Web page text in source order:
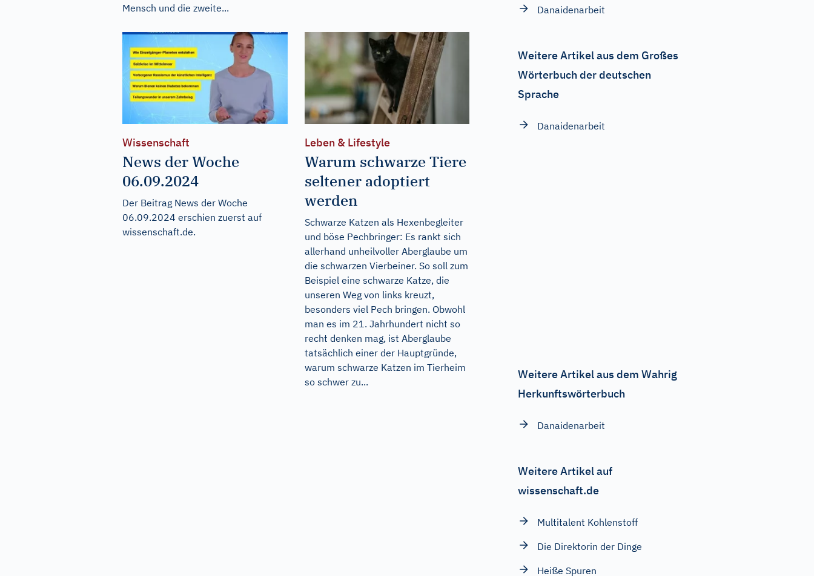
Mensch und die zweite...
Wissenschaft
News der Woche
06.09.2024
Der Beitrag News der Woche
06.09.2024 erschien zuerst auf
wissenschaft.de.
Leben & Lifestyle
Warum schwarze Tiere
seltener adoptiert
werden
Schwarze Katzen als Hexenbegleiter
und böse Pechbringer: Es rankt sich
allerhand unheilvoller Aberglaube um
die schwarzen Vierbeiner. So soll zum
Beispiel eine schwarze Katze, die
unseren Weg von links kreuzt,
besonders viel Pech bringen. Obwohl
man es im 21. Jahrhundert nicht so
recht denken mag, ist Aberglaube
tatsächlich einer der Hauptgründe,
warum schwarze Katzen im Tierheim
so schwer zu...
Danaidenarbeit
Weitere Artikel aus dem Großes
Wörterbuch der deutschen
Sprache
Danaidenarbeit
Weitere Artikel aus dem Wahrig
Herkunftswörterbuch
Danaidenarbeit
Weitere Artikel auf
wissenschaft.de
Multitalent Kohlenstoff
Die Direktorin der Dinge
Heiße Spuren